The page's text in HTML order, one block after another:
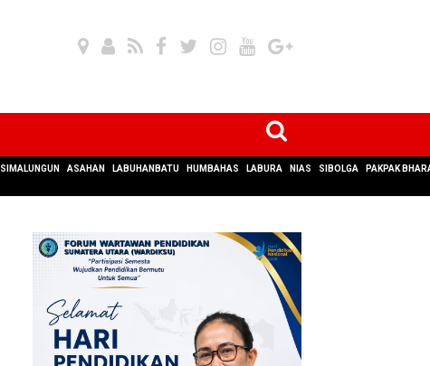
SIMALUNGUN ASAHAN LABUHANBATU HUMBAHAS LABURA NIAS SIBOLGA PAKPAK